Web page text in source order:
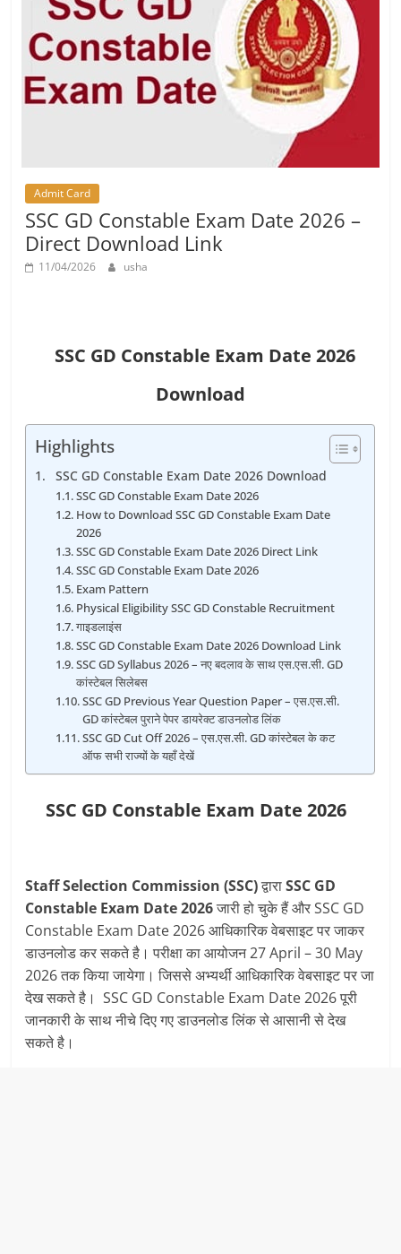
Vacancy
Admit Card
SSC GD Constable Exam Date 2026 –
Direct Download Link
11/04/2026 usha
SSC GD Constable Exam Date 2026
Download
Highlights
SSC GD Constable Exam Date 2026 Download
SSC GD Constable Exam Date 2026
How to Download SSC GD Constable Exam Date
2026
SSC GD Constable Exam Date 2026 Direct Link
SSC GD Constable Exam Date 2026
Exam Pattern
Physical Eligibility SSC GD Constable Recruitment
गाइडलाइंस
SSC GD Constable Exam Date 2026 Download Link
SSC GD Syllabus 2026 – नए बदलाव के साथ एस.एस.सी. GD
कांस्टेबल सिलेबस
SSC GD Previous Year Question Paper – एस.एस.सी.
GD कांस्टेबल पुराने पेपर डायरेक्ट डाउनलोड लिंक
SSC GD Cut Off 2026 – एस.एस.सी. GD कांस्टेबल के कट
ऑफ सभी राज्यों के यहाँ देखें
SSC GD Constable Exam Date 2026
Staff Selection Commission (SSC)द्वाराSSC GD
Constable Exam Date 2026जारी हो चुके हैं और SSC GD
Constable Exam Date 2026 आधिकारिक वेबसाइट पर जाकर
डाउनलोड कर सकते है। परीक्षा का आयोजन 27 April – 30 May
2026 तक किया जायेगा। जिससे अभ्यर्थी आधिकारिक वेबसाइट पर जा
देख सकते है। SSC GD Constable Exam Date 2026 पूरी
जानकारी के साथ नीचे दिए गए डाउनलोड लिंक से आसानी से देख
सकते है।